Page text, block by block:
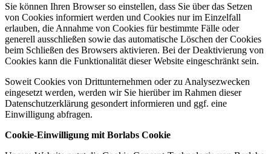
Sie können Ihren Browser so einstellen, dass Sie über das Setzen
von Cookies informiert werden und Cookies nur im Einzelfall
erlauben, die Annahme von Cookies für bestimmte Fälle oder
generell ausschließen sowie das automatische Löschen der Cookies
beim Schließen des Browsers aktivieren. Bei der Deaktivierung von
Cookies kann die Funktionalität dieser Website eingeschränkt sein.
Soweit Cookies von Drittunternehmen oder zu Analysezwecken
eingesetzt werden, werden wir Sie hierüber im Rahmen dieser
Datenschutzerklärung gesondert informieren und ggf. eine
Einwilligung abfragen.
Cookie-Einwilligung mit Borlabs Cookie